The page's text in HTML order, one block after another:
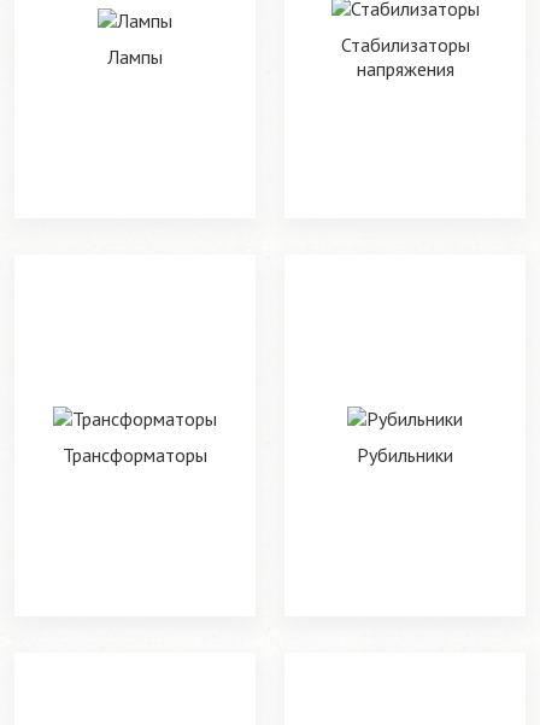
Лампы
Стабилизаторы
напряжения
Трансформаторы Рубильники